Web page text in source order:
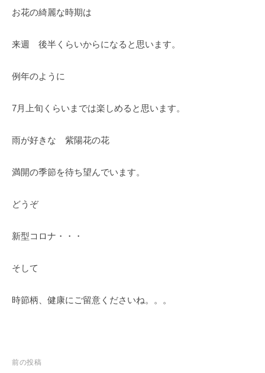
、
季
々
美
い
が
め
す
お花の綺麗な時期は
来週 後半くらいからになると思います。
例年のように
7月上旬くらいまでは楽しめると思います。
雨が好きな 紫陽花の花
満開の季節を待ち望んでいます。
どうぞ
新型コロナ・・・
そして
時節柄、健康にご留意くださいね。。。
投
前の投稿